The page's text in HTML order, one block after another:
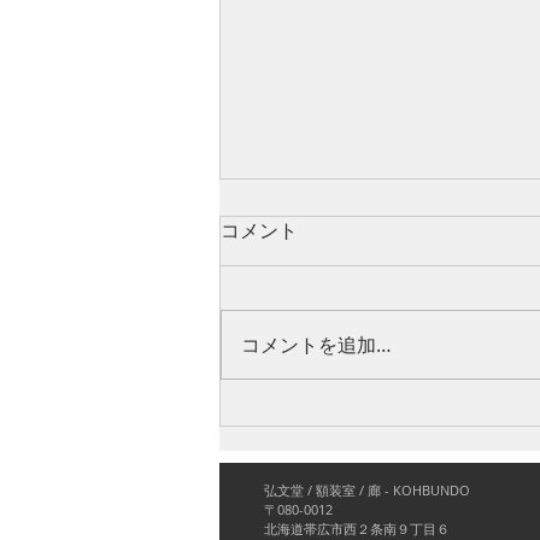
コメント
コメントを追加…
弘文堂 / 額装室 / 廊 - KOHBUNDO
〒080-0012
北海道帯広市西２条南９丁目６​